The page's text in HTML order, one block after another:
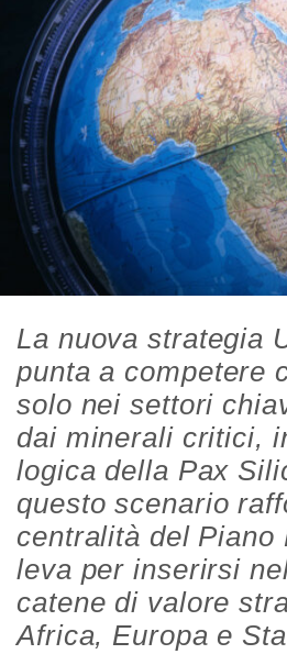
La nuova strategia
punta a competere
solo nei settori
dai minerali critici,
logica della Pax
questo scenario
centralità del Piano
leva per inserirsi
catene di valore
Africa, Europa e